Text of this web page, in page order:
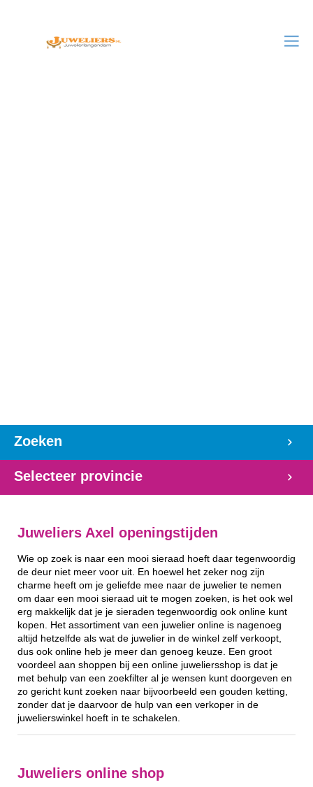
Zoeken
Selecteer provincie
Juweliers Axel openingstijden
Wie op zoek is naar een mooi sieraad hoeft daar tegenwoordig
de deur niet meer voor uit. En hoewel het zeker nog zijn
charme heeft om je geliefde mee naar de juwelier te nemen
om daar een mooi sieraad uit te mogen zoeken, is het ook wel
erg makkelijk dat je je sieraden tegenwoordig ook online kunt
kopen. Het assortiment van een juwelier online is nagenoeg
altijd hetzelfde als wat de juwelier in de winkel zelf verkoopt,
dus ook online heb je meer dan genoeg keuze. Een groot
voordeel aan shoppen bij een online juweliersshop is dat je
met behulp van een zoekfilter al je wensen kunt doorgeven en
zo gericht kunt zoeken naar bijvoorbeeld een gouden ketting,
zonder dat je daarvoor de hulp van een verkoper in de
juwelierswinkel hoeft in te schakelen.
Juweliers online shop